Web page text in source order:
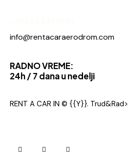
info@rentacaraerodrom.com
RADNO VREME:
24h / 7 dana u nedelji
RENT A CAR IN © {{Y}}. Trud&Rad>